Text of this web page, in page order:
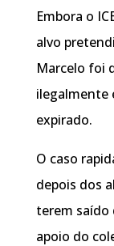
Embora o
alvo
Marcelo foi
ilegalmente
expirado.
O caso
depois dos
terem saído
apoio do